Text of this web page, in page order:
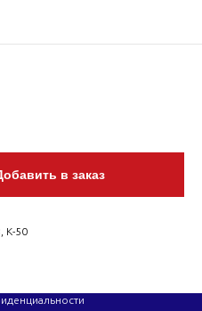
в заказ
K-50